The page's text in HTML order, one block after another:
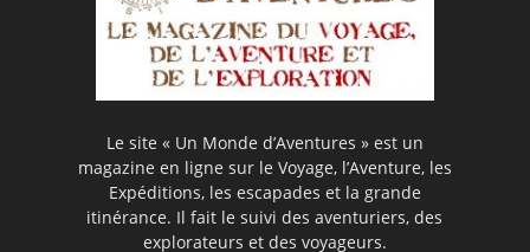
Le site « Un Monde d’Aventures » est un
magazine en ligne sur le Voyage, l’Aventure, les
Expéditions, les escapades et la grande
itinérance. Il fait le suivi des aventuriers, des
explorateurs et des voyageurs.